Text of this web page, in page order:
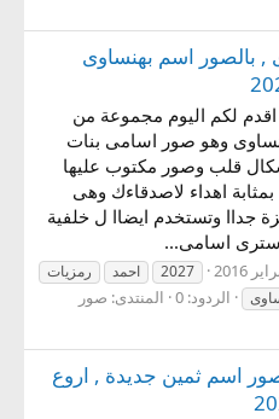
بالصور اسم بهنساوى
اقدم لكم اليوم مجموعة من
وهو صور اسامى بنات
قلب وصور مكتوب عليها
اهداء لاصدقاءك وهى
جداا وتستخدم ايضاا ل خلفية
سترى اسامى...
2027 احمد
رمزيات
الردود: 0 المنتدى: صور
اسم ثمين جديدة , اروع